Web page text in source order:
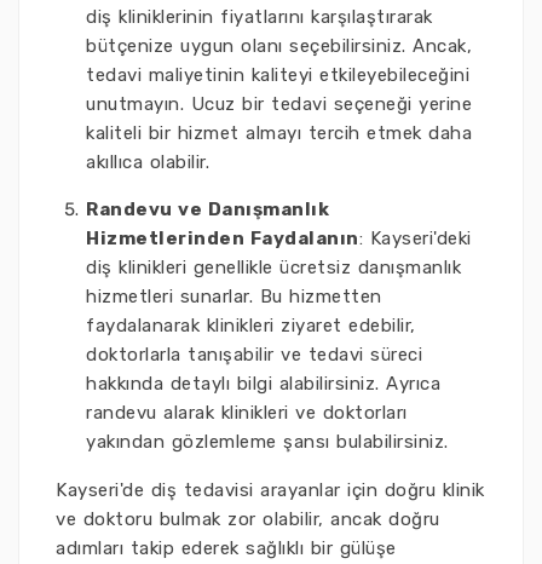
diş kliniklerinin fiyatlarını karşılaştırarak
bütçenize uygun olanı seçebilirsiniz. Ancak,
tedavi maliyetinin kaliteyi etkileyebileceğini
unutmayın. Ucuz bir tedavi seçeneği yerine
kaliteli bir hizmet almayı tercih etmek daha
akıllıca olabilir.
Randevu ve Danışmanlık
Hizmetlerinden Faydalanın: Kayseri'deki
diş klinikleri genellikle ücretsiz danışmanlık
hizmetleri sunarlar. Bu hizmetten
faydalanarak klinikleri ziyaret edebilir,
doktorlarla tanışabilir ve tedavi süreci
hakkında detaylı bilgi alabilirsiniz. Ayrıca
randevu alarak klinikleri ve doktorları
yakından gözlemleme şansı bulabilirsiniz.
Kayseri'de diş tedavisi arayanlar için doğru klinik
ve doktoru bulmak zor olabilir, ancak doğru
adımları takip ederek sağlıklı bir gülüşe